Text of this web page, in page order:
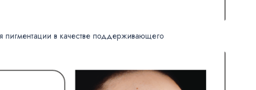
пигментации в качестве поддерживающего